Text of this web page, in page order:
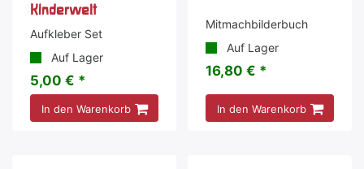
Kinderwelt
Aufkleber Set
Auf Lager
5,00 € *
In den Warenkorb
Mitmachbilderbuch
Auf Lager
16,80 € *
In den Warenkorb